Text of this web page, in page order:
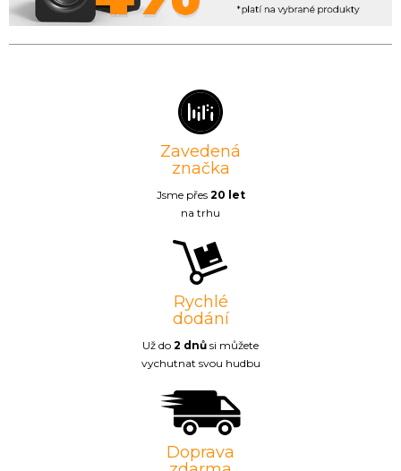
Zavedená
značka
Jsme přes 20 let
na trhu
Rychlé
dodání
Už do 2 dnů si můžete
vychutnat svou hudbu
Doprava